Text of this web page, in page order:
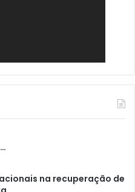
na recuperação de